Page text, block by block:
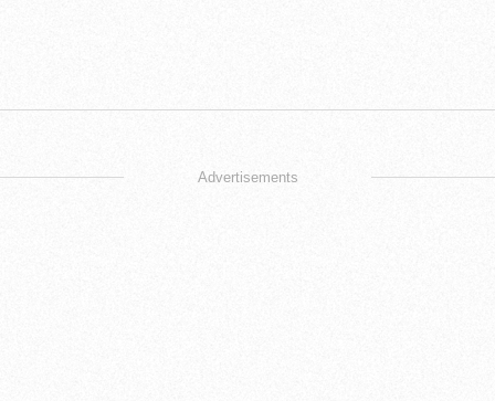
Advertisements